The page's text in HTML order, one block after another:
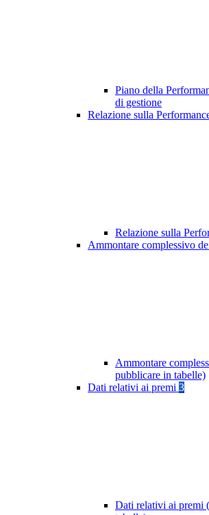
Piano della
di gestione
Relazione sulla
Relazione sulla
Ammontare complessivo
Ammontare
pubblicare in tabelle)
Dati relativi ai premi 3
Dati relativi ai premi